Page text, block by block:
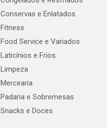
Conservas e Enlatados
Fitness
Food Service e Variados
Laticínios e Frios
Limpeza
Mercearia
Padaria e Sobremesas
Snacks e Doces